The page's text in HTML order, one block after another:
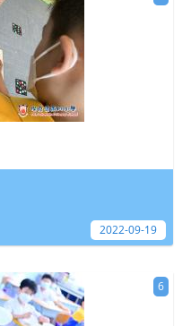
2022-09-19
6